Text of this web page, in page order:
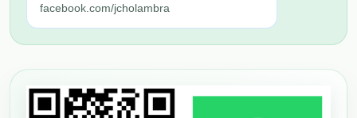
facebook.com/jcholambra